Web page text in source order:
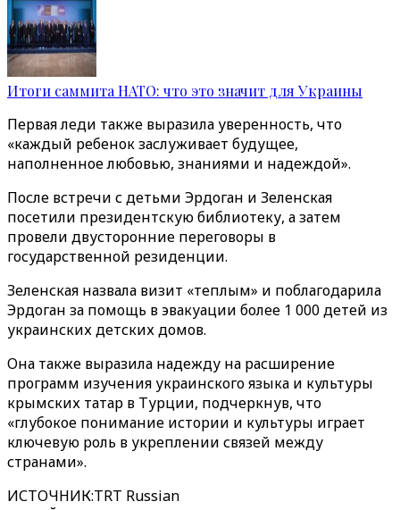
Итоги саммита НАТО: что это значит для Украины
Первая леди также выразила уверенность, что
«каждый ребенок заслуживает будущее,
наполненное любовью, знаниями и надеждой».
После встречи с детьми Эрдоган и Зеленская
посетили президентскую библиотеку, а затем
провели двусторонние переговоры в
государственной резиденции.
Зеленская назвала визит «теплым» и поблагодарила
Эрдоган за помощь в эвакуации более 1 000 детей из
украинских детских домов.
Она также выразила надежду на расширение
программ изучения украинского языка и культуры
крымских татар в Турции, подчеркнув, что
«глубокое понимание истории и культуры играет
ключевую роль в укреплении связей между
странами».
ИСТОЧНИК:TRT Russian